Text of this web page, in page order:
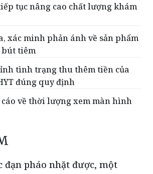
xác minh phản ánh về sản phẩm
tiêm
tình trạng thu thêm tiền của
đúng quy định
về thời lượng xem màn hình
đạn pháo nhặt được, một